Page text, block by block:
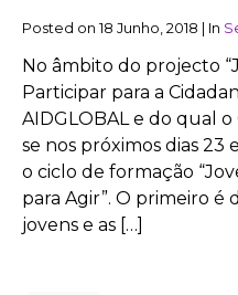
Posted on 18 Junho, 2018 In
No âmbito do projecto
Participar para a
AIDGLOBAL e do qual
se nos próximos dias
o ciclo de formação
para Agir”. O primeiro é
jovens e as […]